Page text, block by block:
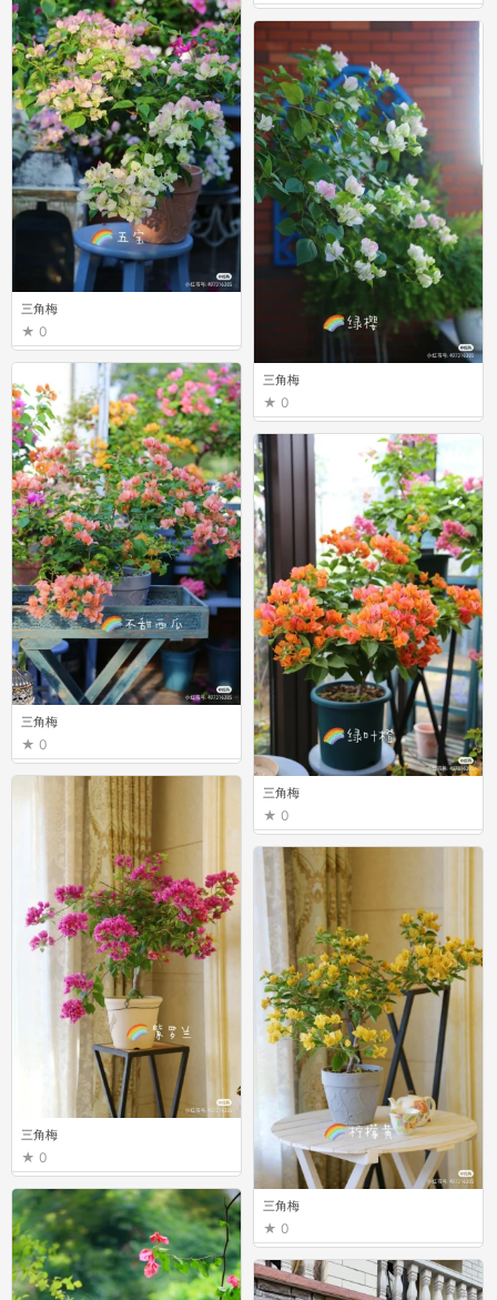
三角梅
0
三角梅
0
三角梅
0
三角梅
0
三角梅
0
三角梅
0